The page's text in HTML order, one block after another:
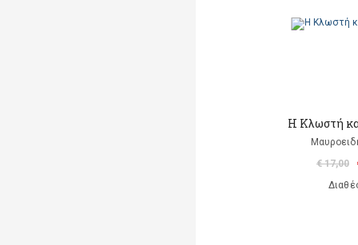
Η Κλωστή
€ 17,00